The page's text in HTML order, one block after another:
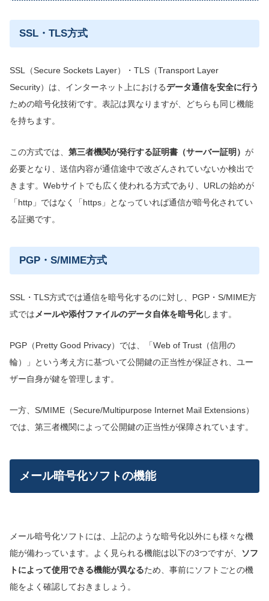
SSL・TLS方式
SSL（Secure Sockets Layer）・TLS（Transport Layer
Security）は、インターネット上におけるデータ通信を安全に行う
ための暗号化技術です。表記は異なりますが、どちらも同じ機能
を持ちます。
この方式では、 第三者機関が発行する証明書（サーバー証明） が
必要となり、送信内容が通信途中で改ざんされていないか検出で
きます。Webサイトでも広く使われる方式であり、URLの始めが
「http」ではなく「https」となっていれば通信が暗号化されてい
る証拠です。
PGP・S/MIME方式
SSL・TLS方式では通信を暗号化するのに対し、PGP・S/MIME方
式では メールや添付ファイルのデータ自体を暗号化します。
PGP（Pretty Good Privacy）では、「Web of Trust（信用の
輪）」という考え方に基づいて公開鍵の正当性が保証され、ユー
ザー自身が鍵を管理します。
一方、S/MIME（Secure/Multipurpose Internet Mail Extensions）
では、第三者機関によって公開鍵の正当性が保障されています。
メール暗号化ソフトの機能
メール暗号化ソフトには、上記のような暗号化以外にも様々な機
能が備わっています。よく見られる機能は以下の3つですが、
ソフ
トによって使用できる機能が異なるため、事前にソフトごとの機
能をよく確認しておきましょう。